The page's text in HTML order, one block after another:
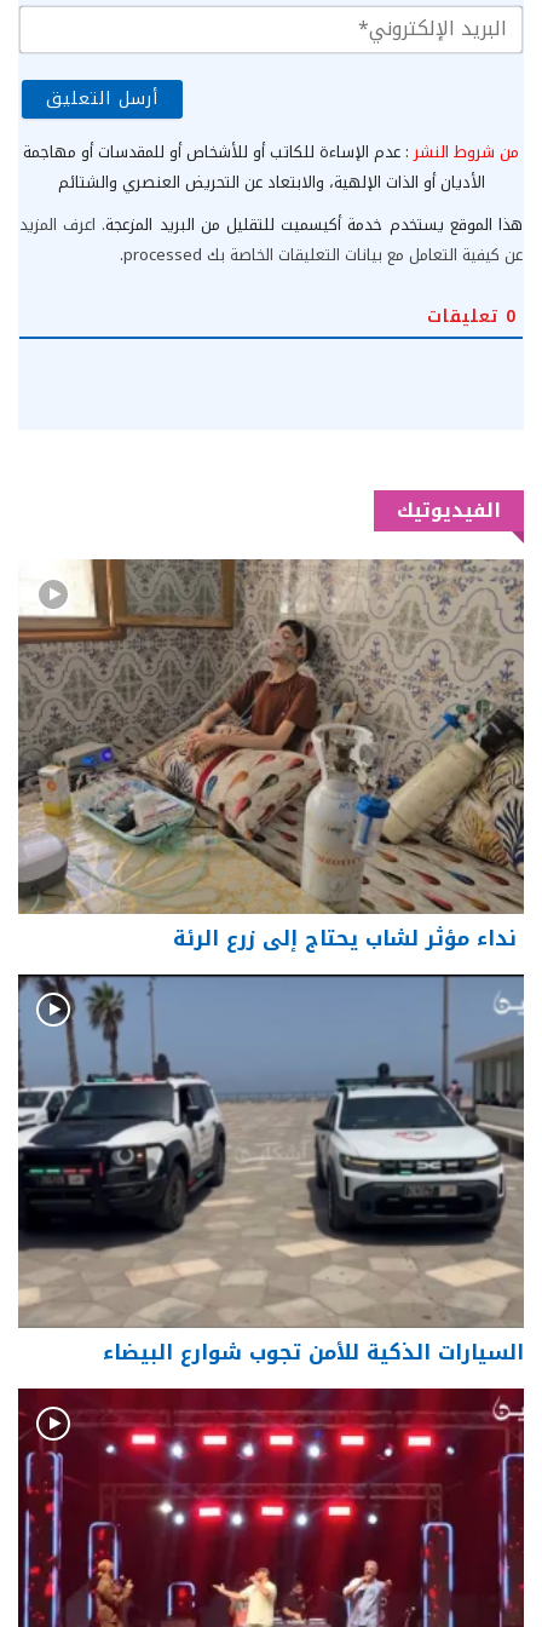
من شروط النشر : عدم الإساءة للكاتب أو للأشخاص أو للمقدسات أو مهاجمة
الأديان أو الذات الإلهية، والابتعاد عن التحريض العنصري والشتائم
هذا الموقع يستخدم خدمة أكيسميت للتقليل من البريد المزعجة. اعرف المزيد
عن كيفية التعامل مع بيانات التعليقات الخاصة بك processed
.
0 تعليقات
الفيديوتيك
نداء مؤثر لشاب يحتاج إلى زرع الرئة
السيارات الذكية للأمن تجوب شوارع البيضاء